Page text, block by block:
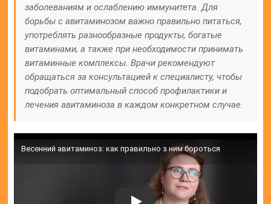
заболеваниям и ослаблению иммунитета. Для
борьбы с авитаминозом важно правильно питаться,
употреблять разнообразные продукты, богатые
витаминами, а также при необходимости принимать
витаминные комплексы. Врачи рекомендуют
обращаться за консультацией к специалисту, чтобы
подобрать оптимальный способ профилактики и
лечения авитаминоза в каждом конкретном случае.
Весенний авитаминоз: как правильно з ним бороться